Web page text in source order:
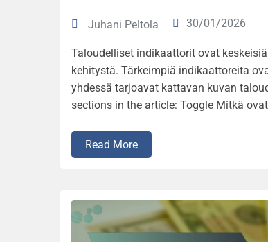
Juhani Peltola 30/01/2026
Taloudelliset indikaattorit ovat
kehitystä. Tärkeimpiä indikaattoreita
yhdessä tarjoavat kattavan kuvan
sections in the article: Toggle Mitkä
Read More